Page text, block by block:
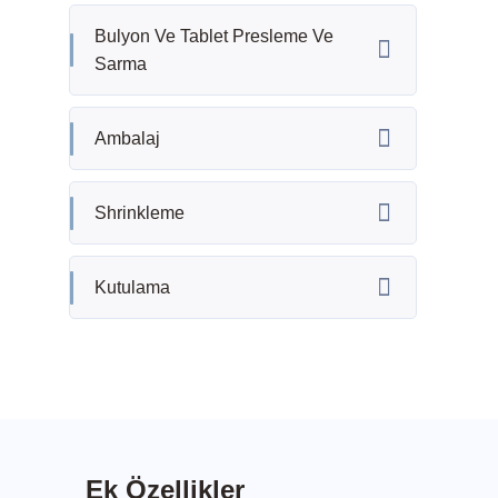
Bulyon Ve Tablet Presleme Ve
Sarma
Ambalaj
Shrinkleme
Kutulama
Ek Özellikler